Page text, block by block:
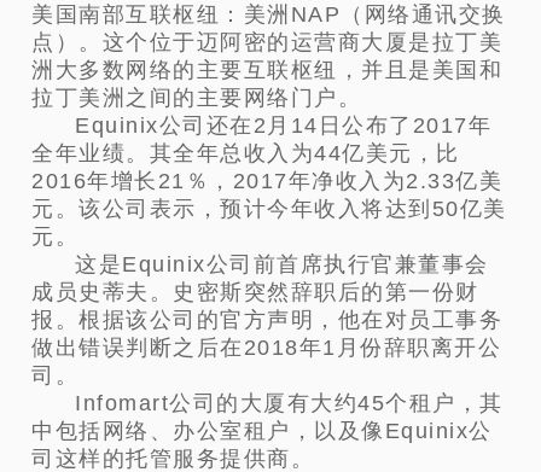
美国南部互联枢纽：美洲NAP（网络通讯交换
点）。这个位于迈阿密的运营商大厦是拉丁美
洲大多数网络的主要互联枢纽，并且是美国和
拉丁美洲之间的主要网络门户。
Equinix公司还在2月14日公布了2017年
全年业绩。其全年总收入为44亿美元，比
2016年增长21％，2017年净收入为2.33亿美
元。该公司表示，预计今年收入将达到50亿美
元。
这是Equinix公司前首席执行官兼董事会
成员史蒂夫。史密斯突然辞职后的第一份财
报。根据该公司的官方声明，他在对员工事务
做出错误判断之后在2018年1月份辞职离开公
司。
Infomart公司的大厦有大约45个租户，其
中包括网络、办公室租户，以及像Equinix公
司这样的托管服务提供商。